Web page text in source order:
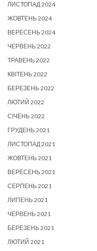
ЛИСТОПАД 2024
ЖОВТЕНЬ 2024
ВЕРЕСЕНЬ 2024
ЧЕРВЕНЬ 2022
ТРАВЕНЬ 2022
КВІТЕНЬ 2022
БЕРЕЗЕНЬ 2022
ЛЮТИЙ 2022
СІЧЕНЬ 2022
ГРУДЕНЬ 2021
ЛИСТОПАД 2021
ЖОВТЕНЬ 2021
ВЕРЕСЕНЬ 2021
СЕРПЕНЬ 2021
ЛИПЕНЬ 2021
ЧЕРВЕНЬ 2021
БЕРЕЗЕНЬ 2021
ЛЮТИЙ 2021